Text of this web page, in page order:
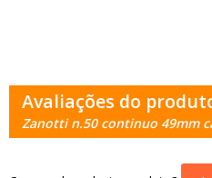
Avaliações do
Zanotti n.50 continuo 49mm